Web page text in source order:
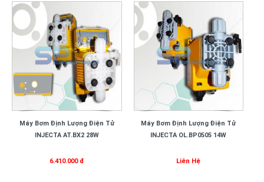
Máy Bơm Định Lượng Điện Tử
INJECTA AT.BX2 28W
6.410.000 đ
Máy Bơm Định Lượng Điện Tử
INJECTA OL.BP0505 14W
Liên Hệ